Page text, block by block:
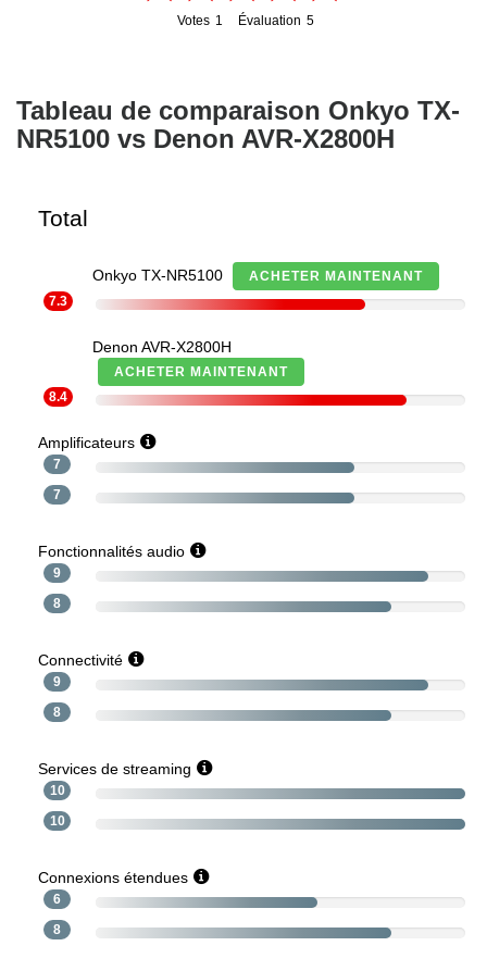
Votes 1
Évaluation 5
Tableau de comparaison Onkyo TX-
NR5100 vs Denon AVR-X2800H
Total
Onkyo TX-NR5100
ACHETER MAINTENANT
7.3
Denon AVR-X2800H
ACHETER MAINTENANT
8.4
Amplificateurs
7
7
Fonctionnalités audio
9
8
Connectivité
9
8
Services de streaming
10
10
Connexions étendues
6
8